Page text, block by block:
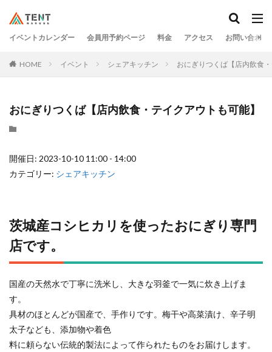
イベントカレンダー 会員用予約ページ 料金 アクセス お問い合わせ
HOME イベント シェアキッチン おにぎりつくば【店内飲食
おにぎりつくば【店内飲食・テイクアウトも可能】
開催日: 2023-10-10 11:00 - 14:00
カテゴリー: シェアキッチン
茨城産コシヒカリを使ったおにぎり専門
店です。
国産の天然⽔で丁寧に洗⽶し、⼤きな⽻釜で⼀気に炊き上げま
す。
具材のほとんどが国産で、⼿作りです。梅⼲や⾼菜漬け、⾟⼦明
太⼦なども、添加物や着⾊
料に頼らない伝統的製法によって作られたものをお届けします。